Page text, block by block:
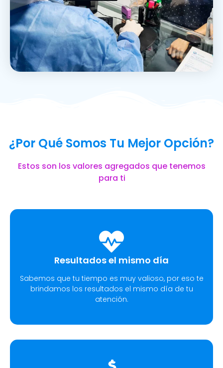
¿Por Qué Somos Tu Mejor Opción?
Estos son los valores agregados que tenemos
para ti
Resultados el mismo día
Sabemos que tu tiempo es muy valioso, por eso te
brindamos los resultados el mismo día de tu
atención.